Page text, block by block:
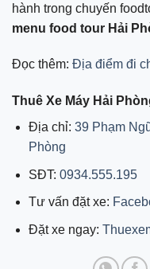
hành trong chuyến
menu food tour Hải
Đọc thêm: Địa điểm đi
Thuê Xe Máy Hải
Địa chỉ: 39 Phạm
Phòng
SĐT: 0934.555.195
Tư vấn đặt xe:
Đặt xe ngay: